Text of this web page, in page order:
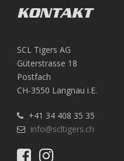
KONTAKT
SCL Tigers AG
Güterstrasse 18
Postfach
CH-3550 Langnau i.E.
+41 34 408 35 35
info@scltigers.ch